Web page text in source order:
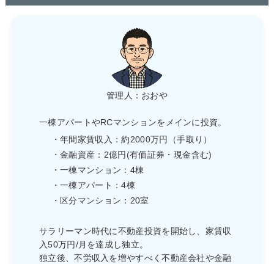
管理人：おおや
一棟アパートやRCマンションをメインに投資。
・年間家賃収入：約2000万円（手取り）
・金融資産：2億円(有価証券・現金含む)
・一棟マンション：4棟
・一棟アパート：4棟
・区分マンション：20室
サラリーマン時代に不動産投資を開始し、家賃収
入50万円/月を達成し独立。
独立後、不労収入を増やすべく不動産会社や金融